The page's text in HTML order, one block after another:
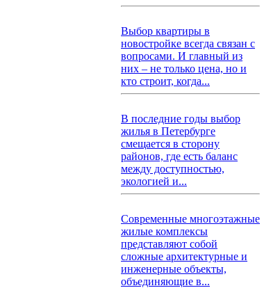
Выбор квартиры в
новостройке всегда связан с
вопросами. И главный из
них – не только цена, но и
кто строит, когда...
В последние годы выбор
жилья в Петербурге
смещается в сторону
районов, где есть баланс
между доступностью,
экологией и...
Современные многоэтажные
жилые комплексы
представляют собой
сложные архитектурные и
инженерные объекты,
объединяющие в...